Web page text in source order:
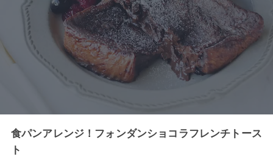
食パンアレンジ！フォンダンショコラフレンチトース
ト